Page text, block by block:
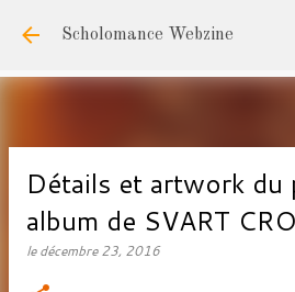
Accéder au contenu
Scholomance Webzine
Détails et artwork du
album de SVART
ledécembre 23, 2016